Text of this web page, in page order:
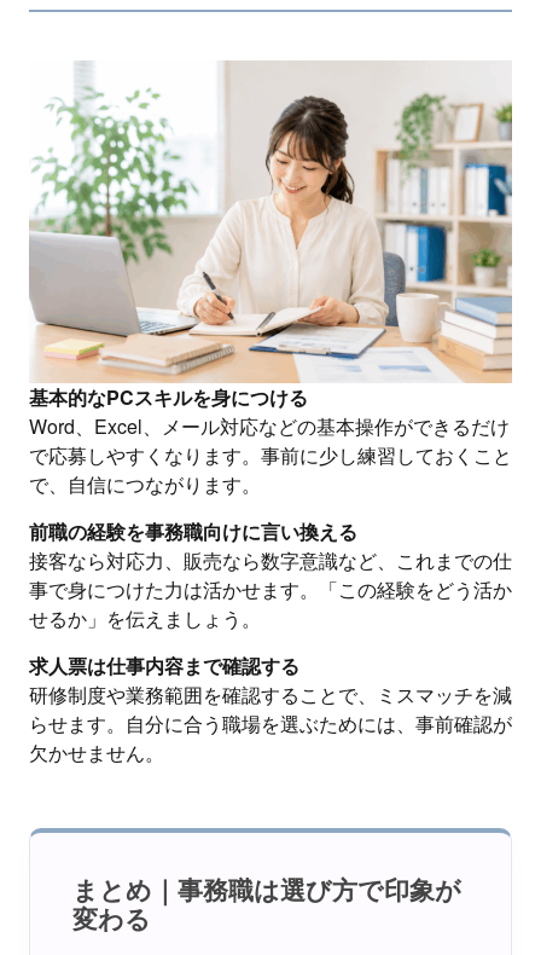
基本的なPCスキルを身につける
Word、Excel、メール対応などの基本操作ができるだけ
で応募しやすくなります。事前に少し練習しておくこと
で、自信につながります。
前職の経験を事務職向けに言い換える
接客なら対応力、販売なら数字意識など、これまでの仕
事で身につけた力は活かせます。「この経験をどう活か
せるか」を伝えましょう。
求人票は仕事内容まで確認する
研修制度や業務範囲を確認することで、ミスマッチを減
らせます。自分に合う職場を選ぶためには、事前確認が
欠かせません。
まとめ｜事務職は選び方で印象が
変わる